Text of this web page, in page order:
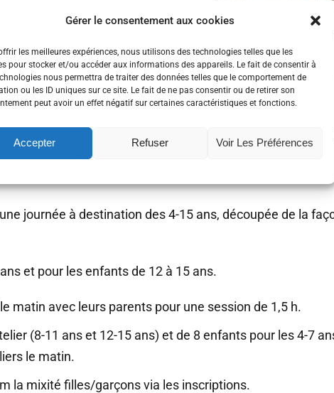
Gérer le consentement aux cookies
les meilleures expériences, nous utilisons des technologies telles que les
pour stocker et/ou accéder aux informations des appareils. Le fait de consentir à
nous permettra de traiter des données telles que le comportement de
ou les ID uniques sur ce site. Le fait de ne pas consentir ou de retirer son
peut avoir un effet négatif sur certaines caractéristiques et fonctions.
Accepter Refuser Voir Les Préférences
par les adultes, pour mieux
découvrant la programmation avec des outils adaptés à
le programme de la
1/2 journée par enfant et par groupe d'âge
journée à destination des 4-15 ans, découpée de la
et pour les enfants de 12 à 15 ans.
matin avec leurs parents pour une session de 1,5 h.
(8-11 ans et 12-15 ans) et de 8 enfants pour les 4-7
le matin.
la mixité filles/garçons via les inscriptions.